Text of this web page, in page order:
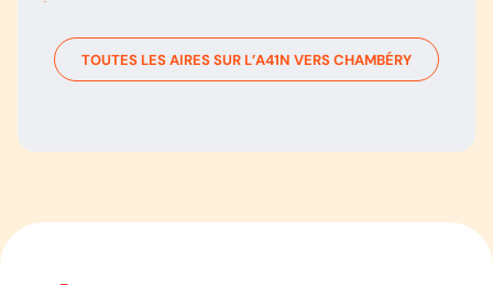
TOUTES LES AIRES SUR L’A41N VERSCHAMBÉRY